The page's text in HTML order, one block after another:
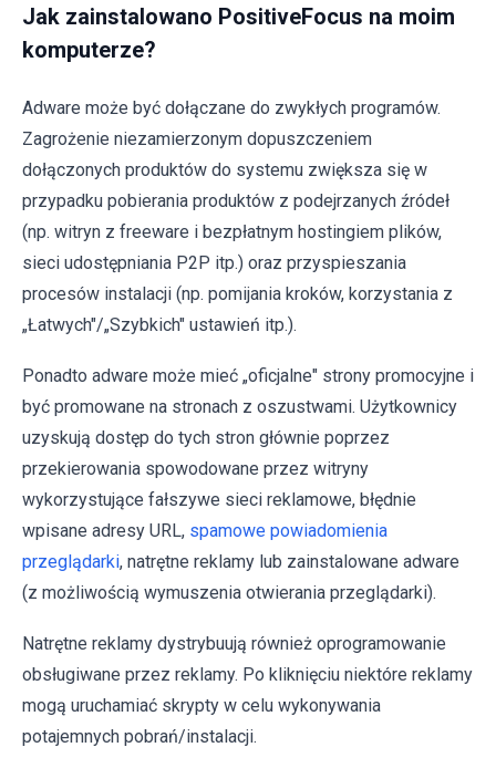
Jak zainstalowano PositiveFocus na moim
komputerze?
Adware może być dołączane do zwykłych programów.
Zagrożenie niezamierzonym dopuszczeniem
dołączonych produktów do systemu zwiększa się w
przypadku pobierania produktów z podejrzanych źródeł
(np. witryn z freeware i bezpłatnym hostingiem plików,
sieci udostępniania P2P itp.) oraz przyspieszania
procesów instalacji (np. pomijania kroków, korzystania z
„Łatwych"/„Szybkich" ustawień itp.).
Ponadto adware może mieć „oficjalne" strony promocyjne i
być promowane na stronach z oszustwami. Użytkownicy
uzyskują dostęp do tych stron głównie poprzez
przekierowania spowodowane przez witryny
wykorzystujące fałszywe sieci reklamowe, błędnie
wpisane adresy URL, spamowe powiadomienia
przeglądarki, natrętne reklamy lub zainstalowane adware
(z możliwością wymuszenia otwierania przeglądarki).
Natrętne reklamy dystrybuują również oprogramowanie
obsługiwane przez reklamy. Po kliknięciu niektóre reklamy
mogą uruchamiać skrypty w celu wykonywania
potajemnych pobrań/instalacji.